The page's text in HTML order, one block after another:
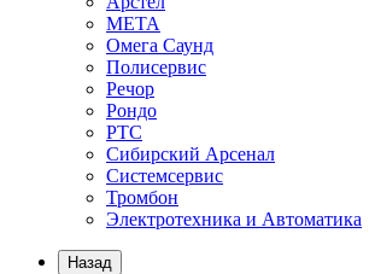
МЕТА
Омега Саунд
Полисервис
Речор
Рондо
РТС
Сибирский Арсенал
Системсервис
Тромбон
Электротехника и Автоматика
Назад